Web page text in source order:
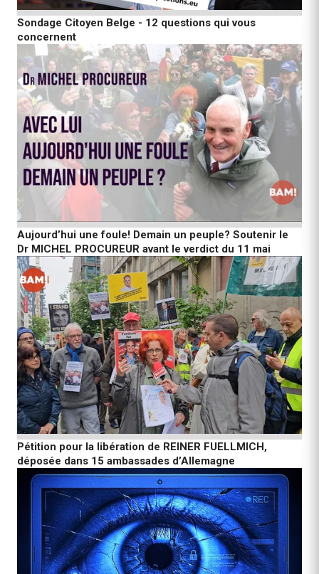
Sondage Citoyen Belge - 12 questions qui vous
concernent
Aujourd’hui une foule! Demain un peuple? Soutenir le
Dr MICHEL PROCUREUR avant le verdict du 11 mai
Pétition pour la libération de REINER FUELLMICH,
déposée dans 15 ambassades d’Allemagne